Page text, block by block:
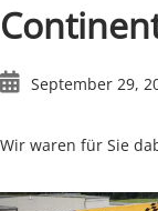
September 29,
Wir waren für Sie